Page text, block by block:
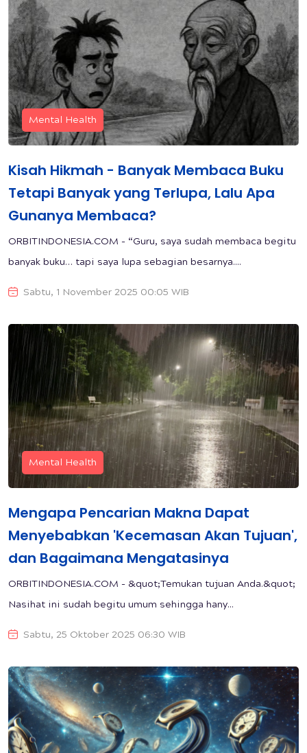
Mental Health
Kisah Hikmah - Banyak Membaca Buku
Tetapi Banyak yang Terlupa, Lalu Apa
Gunanya Membaca?
ORBITINDONESIA.COM - “Guru, saya sudah membaca begitu
banyak buku… tapi saya lupa sebagian besarnya....
Sabtu, 1 November 2025 00:05 WIB
Mental Health
Mengapa Pencarian Makna Dapat
Menyebabkan 'Kecemasan Akan Tujuan',
dan Bagaimana Mengatasinya
ORBITINDONESIA.COM - &quot;Temukan tujuan Anda.&quot;
Nasihat ini sudah begitu umum sehingga hany...
Sabtu, 25 Oktober 2025 06:30 WIB